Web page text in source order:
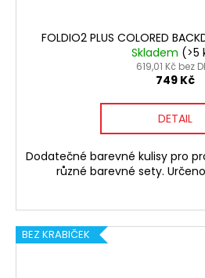
FOLDIO2 PLUS COLORED
Skladem (>5
619,01 Kč bez
749 Kč
DETAIL
Dodatečné barevné kulisy pro
různé barevné sety.
BEZ KRABIČEK